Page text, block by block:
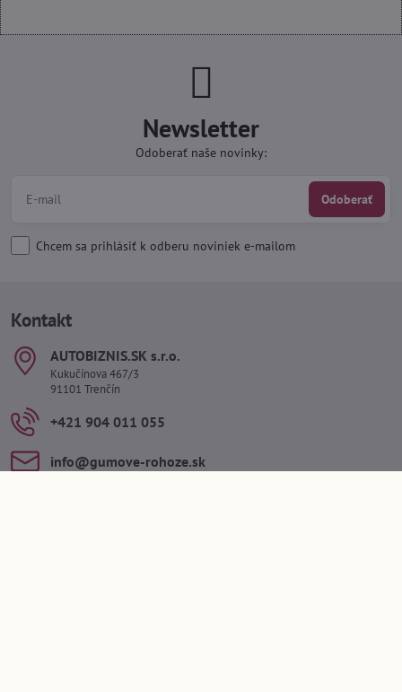
Newsletter
Odoberať naše novinky:
Odoberať
Chcem sa prihlásiť k odberu noviniek e-mailom
Kontakt
AUTOBIZNIS​.SK s​.r​.o​.
Kukučínova 467/3
91101 Trenčín
+421 904 011 055
info​@gumove-rohoze​.sk